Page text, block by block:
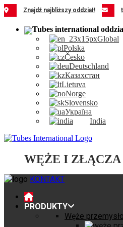
Przejdź
do
zawartości
Znajdź najbliższy oddział!
Global
Polska
Česko
Deutschland
Казахстан
Lietuva
Norge
Slovensko
Україна
India
WĘŻE I
KONTAKT
PRODUKTY
Węże